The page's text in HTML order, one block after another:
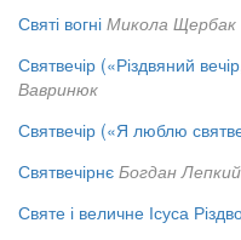
Святі вогні Микола Щербак
Святвечір («Різдвяний
Вавринюк
Святвечір («Я люблю
Святвечірнє Богдан Лепкий
Святе і величне Ісуса